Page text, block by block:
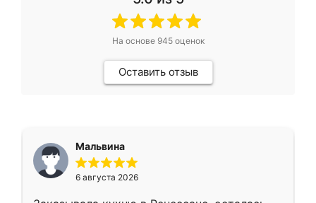
На основе 945оценок
Оставить отзыв
Мальвина
6 августа 2026